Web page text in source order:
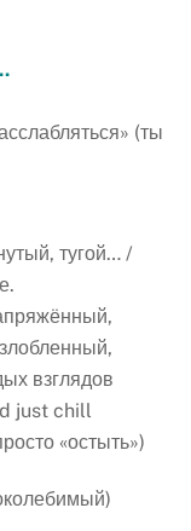
(ты
тугой… /
взглядов
just chill
«остыть»)